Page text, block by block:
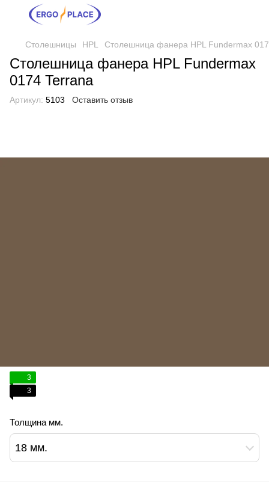
Столешницы HPL Столешница фанера HPL Fundermax
Столешница фанера HPL Fundermax
0174 Terrana
Артикул: 5103 Оставить отзыв
3
3
Толщина мм.
18 мм.